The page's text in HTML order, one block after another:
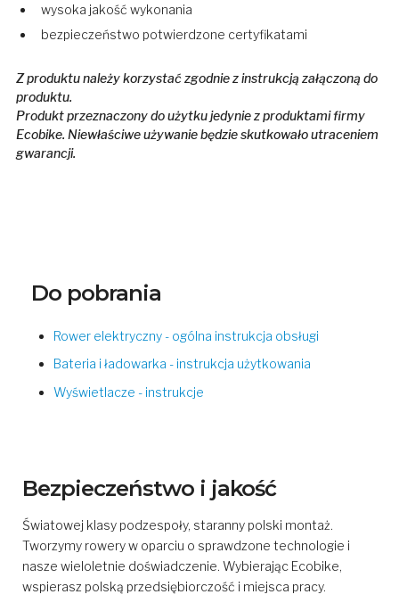
wysoka jakość wykonania
bezpieczeństwo potwierdzone certyfikatami
Z produktu należy korzystać zgodnie z instrukcją załączoną do
produktu.
Produkt przeznaczony do użytku jedynie z produktami firmy
Ecobike. Niewłaściwe używanie będzie skutkowało utraceniem
gwarancji.
Do pobrania
Rower elektryczny - ogólna instrukcja obsługi
Bateria i ładowarka - instrukcja użytkowania
Wyświetlacze - instrukcje
Bezpieczeństwo i jakość
Światowej klasy podzespoły, staranny polski montaż.
Tworzymy rowery w oparciu o sprawdzone technologie i
nasze wieloletnie doświadczenie. Wybierając Ecobike,
wspierasz polską przedsiębiorczość i miejsca pracy.